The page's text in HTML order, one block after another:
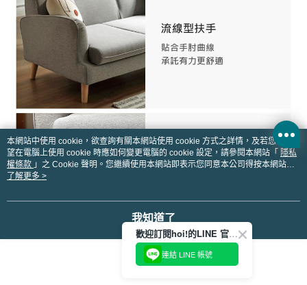
本網站中使用 cookie，欲查詢有關本網站使用 cookie 方式之詳情，及若您不希
望在電腦上使用 cookie 時應如何變更電腦的 cookie 設定，請參閱本網站「 隱私
權條款 」之 Cookie 聲明。您繼續使用本網站即表示您同意本公司得按本網站使
用條款之 Cookie 聲明使用 cookie。
了解更多 >
我知道了
歡迎訂閱hoi!的LINE 官方帳號
連結 LINE 帳號